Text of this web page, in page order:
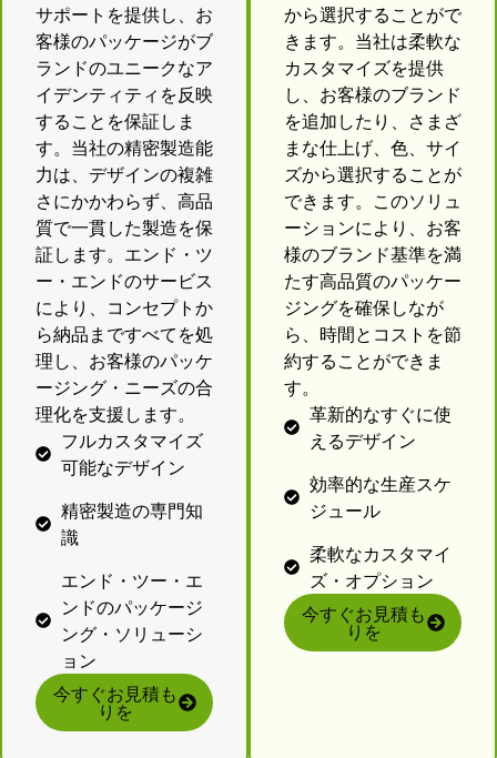
サポートを提供し、お
客様のパッケージがブ
ランドのユニークなア
イデンティティを反映
することを保証しま
す。当社の精密製造能
力は、デザインの複雑
さにかかわらず、高品
質で一貫した製造を保
証します。エンド・ツ
ー・エンドのサービス
により、コンセプトか
ら納品まですべてを処
理し、お客様のパッケ
ージング・ニーズの合
理化を支援します。
フルカスタマイズ
可能なデザイン
精密製造の専門知
識
エンド・ツー・エ
ンドのパッケージ
ング・ソリューシ
ョン
今すぐお見積も
りを
から選択することがで
きます。当社は柔軟な
カスタマイズを提供
し、お客様のブランド
を追加したり、さまざ
まな仕上げ、色、サイ
ズから選択することが
できます。このソリュ
ーションにより、お客
様のブランド基準を満
たす高品質のパッケー
ジングを確保しなが
ら、時間とコストを節
約することができま
す。
革新的なすぐに使
えるデザイン
効率的な生産スケ
ジュール
柔軟なカスタマイ
ズ・オプション
今すぐお見積も
りを